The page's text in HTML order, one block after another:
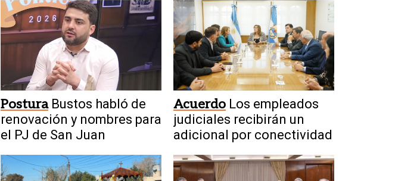
Postura Bustos habló de
renovación y nombres para
el PJ de San Juan
Acuerdo Los empleados
judiciales recibirán un
adicional por conectividad